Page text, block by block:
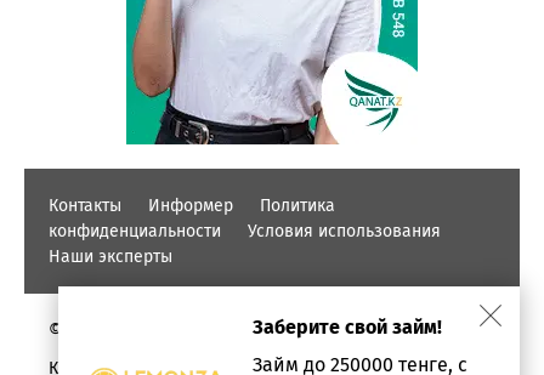
Контакты Информер
Политика
конфиденциальности
Условия использования
Наши эксперты
© PROFINZ.KZ
Казахстан, г. Алматы, проспект Аль-фараби, дом 17,
Заберите свой займ!
Займ до 250000 тенге, с